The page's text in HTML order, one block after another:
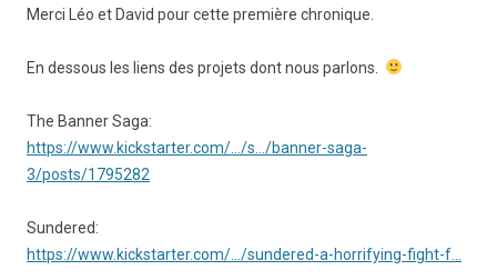
Merci Léo et David pour cette première chronique.
En dessous les liens des projets dont nous parlons.
The Banner Saga:
https://www.kickstarter.com/…/s…/banner-saga-
3/posts/1795282
Sundered:
https://www.kickstarter.com/…/sundered-a-horrifying-fight-f…